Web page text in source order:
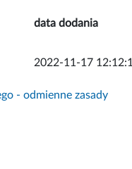
data dodania
2022-11-17
- odmienne zasady